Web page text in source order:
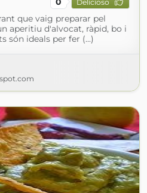
Delicioso
que vaig preparar pel
aperitiu d'alvocat, ràpid, bo i
són ideals per fer (...)